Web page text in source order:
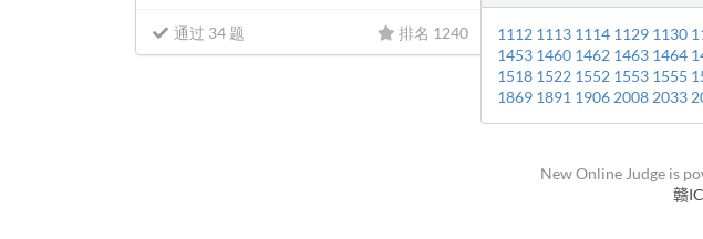
通过 34 题 排名 1240 1112 1113 1114 1129 1130
1453 1460 1462 1463 1464
1518 1522 1552 1553 1555
1869 1891 190620082033
New Online Judge is
赣